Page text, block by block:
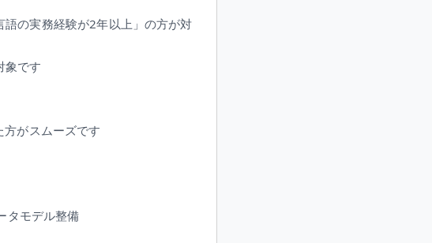
の実務経験が2年以上」の方が対
象です
がスムーズです
タモデル整備